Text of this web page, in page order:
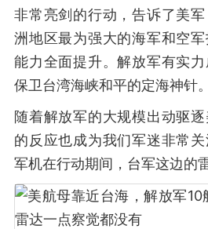
非常亮剑的行动，告诉了美
洲地区最为强大的海军和空
能力全面提升。解放军有实力
保卫台湾海峡和平的定海神针。
随着解放军的大规模出动驱
的反应也成为我们军迷非常
军机在行动期间，台军这边的